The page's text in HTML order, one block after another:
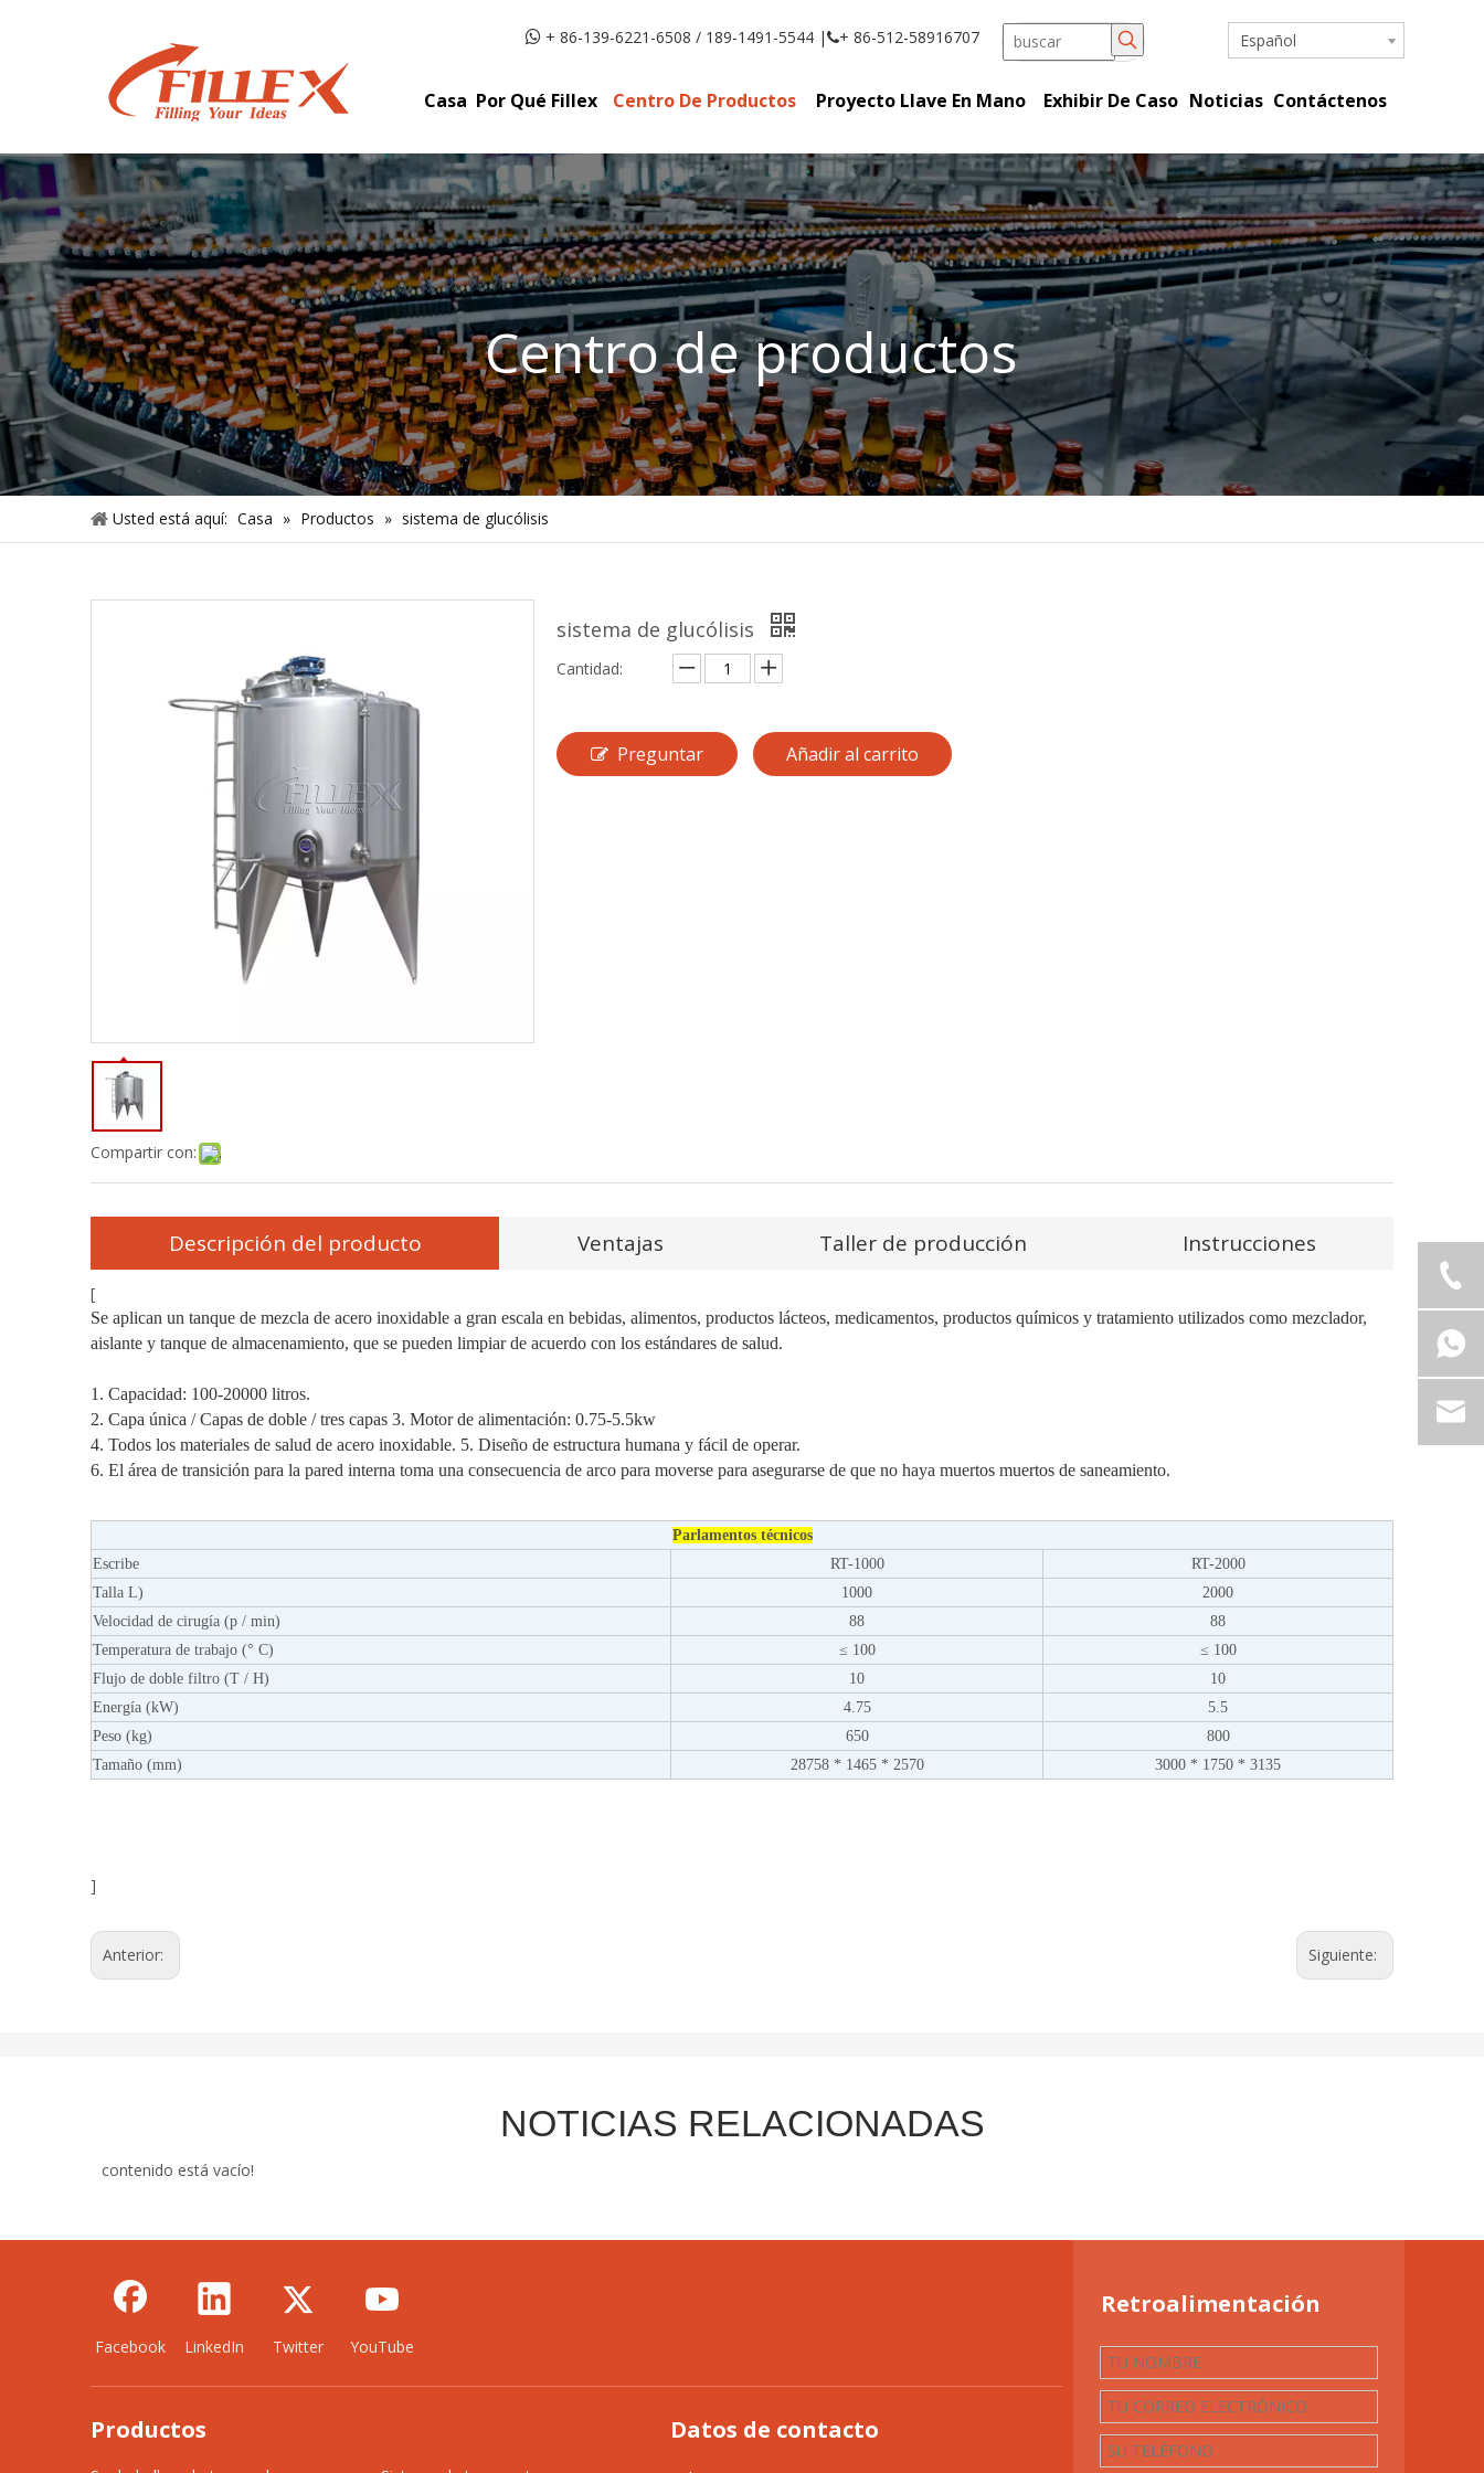
 + 86-139-6221-6508 / 189-1491-5544 | + 86-512-58916707 Español
Casa Por Qué Fillex Centro De Productos Proyecto Llave En Mano Exhibir De Caso Noticias Contáctenos
Centro de productos
Usted está aquí: Casa » Productos » sistema de glucólisis
Compartir con:
sistema de glucólisis
Cantidad:
Preguntar Añadir al carrito
Descripción del producto Ventajas Taller de producción Instrucciones
[
Se aplican un tanque de mezcla de acero inoxidable a gran escala en bebidas, alimentos, productos lácteos, medicamentos, productos químicos y tratamiento utilizados como mezclador,
aislante y tanque de almacenamiento, que se pueden limpiar de acuerdo con los estándares de salud.
1. Capacidad: 100-20000 litros.
2. Capa única / Capas de doble / tres capas 3. Motor de alimentación: 0.75-5.5kw
4. Todos los materiales de salud de acero inoxidable. 5. Diseño de estructura humana y fácil de operar.
6. El área de transición para la pared interna toma una consecuencia de arco para moverse para asegurarse de que no haya muertos muertos de saneamiento.
Parlamentos técnicos
Escribe
RT-1000
RT-2000
Talla L)
1000
2000
Velocidad de cirugía (p / min)
88
88
Temperatura de trabajo (° C)
≤ 100
≤ 100
Flujo de doble filtro (T / H)
10
10
Energía (kW)
4.75
5.5
Peso (kg)
650
800
Tamaño (mm)
28758 * 1465 * 2570 3000 * 1750 * 3135
]
Anterior: Siguiente:
NOTICIAS RELACIONADAS
contenido está vacío!
Facebook LinkedIn Twitter YouTube
Productos Datos de contacto
Retroalimentación